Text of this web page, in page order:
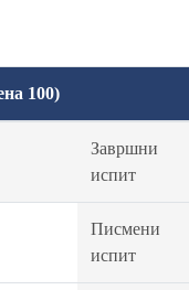
100)
Завршни
испит
Писмени
испит